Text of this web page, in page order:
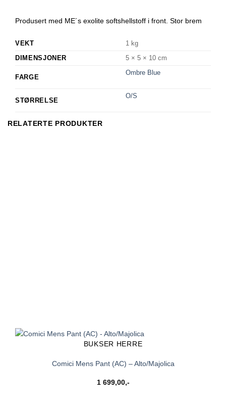
Produsert med ME´s exolite softshellstoff i front. Stor brem
VEKT
1 kg
DIMENSJONER
5 × 5 × 10 cm
FARGE
Ombre Blue
STØRRELSE
O/S
RELATERTE PRODUKTER
BUKSER HERRE
Comici Mens Pant (AC) – Alto/Majolica
1 699,00,-